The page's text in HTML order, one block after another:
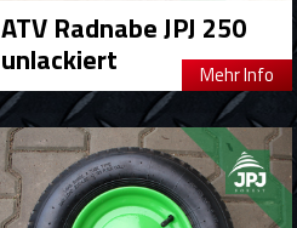
ATV Radnabe JPJ 250
unlackiert Mehr Info